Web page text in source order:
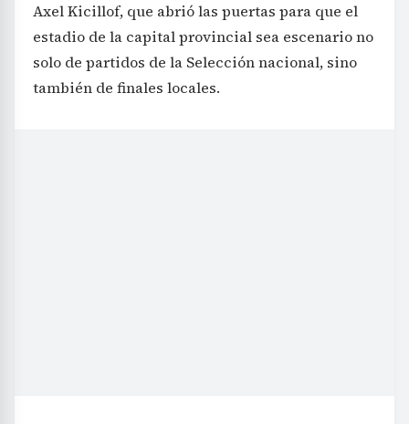
Axel Kicillof, que abrió las puertas para que el
estadio de la capital provincial sea escenario no
solo de partidos de la Selección nacional, sino
también de finales locales.